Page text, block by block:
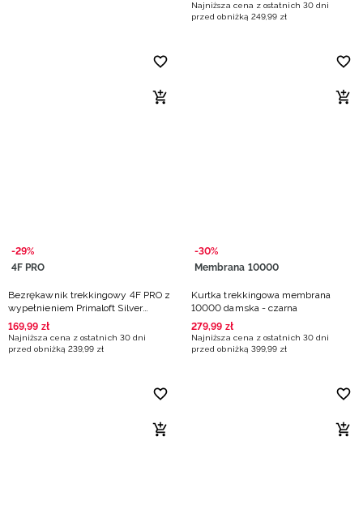
Najniższa cena z ostatnich 30 dni
przed obniżką 249,99 zł
-29%
4F PRO
Bezrękawnik trekkingowy 4F PRO z
wypełnieniem Primaloft Silver
damski - khaki
169,99 zł
Najniższa cena z ostatnich 30 dni
przed obniżką 239,99 zł
-30%
Membrana 10000
Kurtka trekkingowa membrana
10000 damska - czarna
279,99 zł
Najniższa cena z ostatnich 30 dni
przed obniżką 399,99 zł